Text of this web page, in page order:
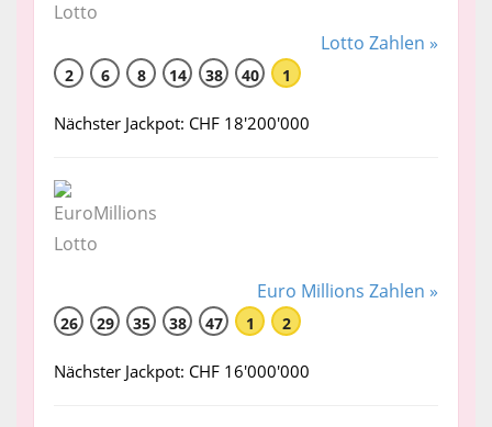
Lotto Zahlen »
2 6 8 14 38 40 1
Nächster Jackpot: CHF 18'200'000
Euro Millions Zahlen »
26 29 35 38 47 1 2
Nächster Jackpot: CHF 16'000'000